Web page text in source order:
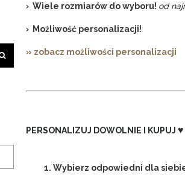
› Wiele rozmiarów do wyboru! od
› Możliwość personalizacji!
» zobacz możliwości personalizacji
PERSONALIZUJ DOWOLNIE I KUPUJ ♥
1. Wybierz odpowiedni dla